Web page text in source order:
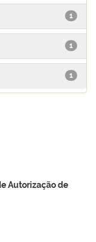
1
1
1
Autorização de